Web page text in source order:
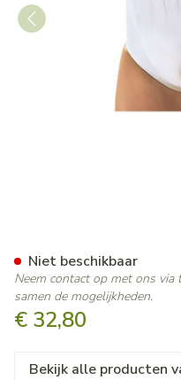
€ 32,80
Niet beschikbaar
Neem contact op met ons
samen de mogelijkheden.
Bekijk alle producten